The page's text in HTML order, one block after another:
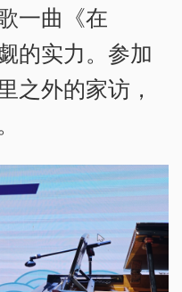
一曲《在
的实力。参加
之外的家访，